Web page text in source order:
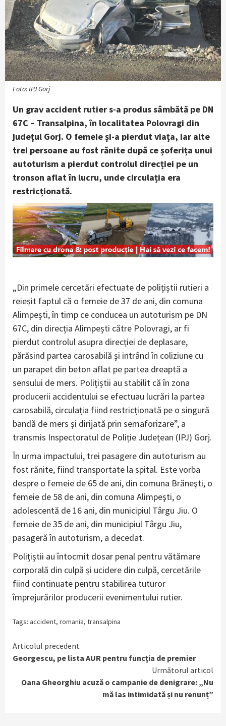
Foto: IPJ Gorj
Un grav accident rutier s-a produs sâmbătă pe DN
67C – Transalpina, în localitatea Polovragi din
județul Gorj. O femeie și-a pierdut viața, iar alte
trei persoane au fost rănite după ce șoferița unui
autoturism a pierdut controlul direcției pe un
tronson aflat în lucru, unde circulația era
restricționată.
„Din primele cercetări efectuate de polițiștii rutieri a
reieșit faptul că o femeie de 37 de ani, din comuna
Alimpești, în timp ce conducea un autoturism pe DN
67C, din direcția Alimpești către Polovragi, ar fi
pierdut controlul asupra direcției de deplasare,
părăsind partea carosabilă și intrând în coliziune cu
un parapet din beton aflat pe partea dreaptă a
sensului de mers. Polițiștii au stabilit că în zona
producerii accidentului se efectuau lucrări la partea
carosabilă, circulația fiind restricționată pe o singură
bandă de mers și dirijată prin semaforizare”, a
transmis Inspectoratul de Poliție Județean (IPJ) Gorj.
În urma impactului, trei pasagere din autoturism au
fost rănite, fiind transportate la spital. Este vorba
despre o femeie de 65 de ani, din comuna Brăneşti, o
femeie de 58 de ani, din comuna Alimpeşti, o
adolescentă de 16 ani, din municipiul Târgu Jiu. O
femeie de 35 de ani, din municipiul Târgu Jiu,
pasageră în autoturism, a decedat.
Polițiștii au întocmit dosar penal pentru vătămare
corporală din culpă și ucidere din culpă, cercetările
fiind continuate pentru stabilirea tuturor
împrejurărilor producerii evenimentului rutier.
Tags: accident, romania, transalpina
Continue
Reading
Articolul precedent
Georgescu, pe lista AUR pentru funcţia de premier
Următorul articol
Oana Gheorghiu acuză o campanie de denigrare: „Nu
mă las intimidată și nu renunț”